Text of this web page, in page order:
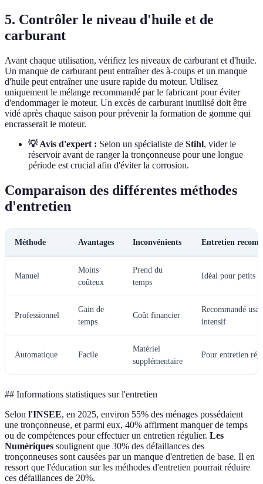
5. Contrôler le niveau d'huile et de
carburant
Avant chaque utilisation, vérifiez les niveaux de carburant et d'huile.
Un manque de carburant peut entraîner des à-coups et un manque
d'huile peut entraîner une usure rapide du moteur. Utilisez
uniquement le mélange recommandé par le fabricant pour éviter
d'endommager le moteur. Un excès de carburant inutilisé doit être
vidé après chaque saison pour prévenir la formation de gomme qui
encrasserait le moteur.
💡 Avis d'expert : Selon un spécialiste de Stihl, vider le
réservoir avant de ranger la tronçonneuse pour une longue
période est crucial afin d'éviter la corrosion.
Comparaison des différentes méthodes
d'entretien
Méthode Avantages Inconvénients Entretien
Manuel
Moins
coûteux
Prend du
temps
Idéal pour petits
Professionnel
Gain de
temps
Coût financier
Recommandé
intensif
Automatique Facile
Matériel
supplémentaire
Pour entretien
## Informations statistiques sur l'entretien
Selon l'INSEE, en 2025, environ 55% des ménages possédaient
une tronçonneuse, et parmi eux, 40% affirment manquer de temps
ou de compétences pour effectuer un entretien régulier. Les
Numériques soulignent que 30% des défaillances des
tronçonneuses sont causées par un manque d'entretien de base. Il en
ressort que l'éducation sur les méthodes d'entretien pourrait réduire
ces défaillances de 20%.